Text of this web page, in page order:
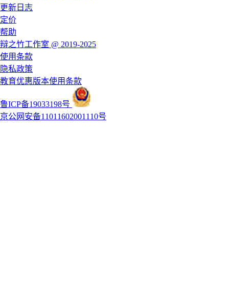
更新日志
定价
帮助
辩之竹工作室 @ 2019-2025
使用条款
隐私政策
教育优惠版本使用条款
鲁ICP备19033198号
京公网安备11011602001110号